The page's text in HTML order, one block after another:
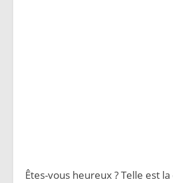
Êtes-vous heureux ? Telle est